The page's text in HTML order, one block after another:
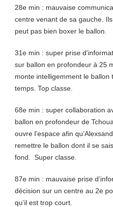
28e min : mauvaise
centre venant de sa gauche.
peut pas bien boxer le ballon.
31e min : super prise
sur ballon en profondeur à 25
monte intelligemment le ballon
temps. Top classe.
68e min : super collaboration
ballon en profondeur de
ouvre l’espace afin
remettre le ballon dont il se
fond. Super classe.
87e min : mauvaise prise
décision sur un centre au 2e
qu’il est trop court.